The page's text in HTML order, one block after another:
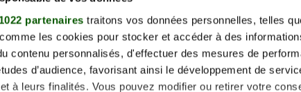
partenaires traitons vos données personnelles, telles
les cookies pour stocker et accéder à des
contenu personnalisés, d'effectuer des mesures de
d’audience, favorisant ainsi le développement de
à leurs finalités. Vous pouvez modifier ou retirer votre